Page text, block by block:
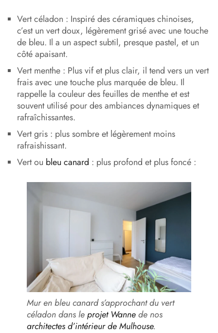
Vert céladon : Inspiré des céramiques chinoises,
c’est un vert doux, légèrement grisé avec une touche
de bleu. Il a un aspect subtil, presque pastel, et un
côté apaisant.
Vert menthe : Plus vif et plus clair, il tend vers un vert
frais avec une touche plus marquée de bleu. Il
rappelle la couleur des feuilles de menthe et est
souvent utilisé pour des ambiances dynamiques et
rafraîchissantes.
Vert gris : plus sombre et légèrement moins
rafraishissant.
Vert ou bleu canard : plus profond et plus foncé :
Mur en bleu canard s’approchant du vert
céladon dans leprojet Wannede nos
architectes d’intérieur de Mulhouse.